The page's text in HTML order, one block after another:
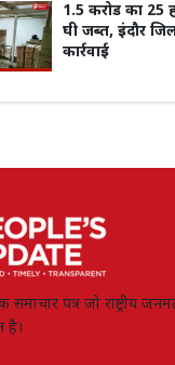
1.5 करोड का 25
घी जब्त, इंदौर
कार्रवाई
समाचार पत्र जो राष्ट्रीय
है।